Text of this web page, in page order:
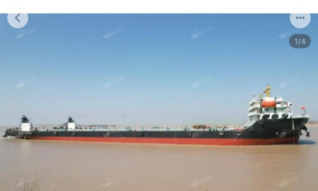
1/4